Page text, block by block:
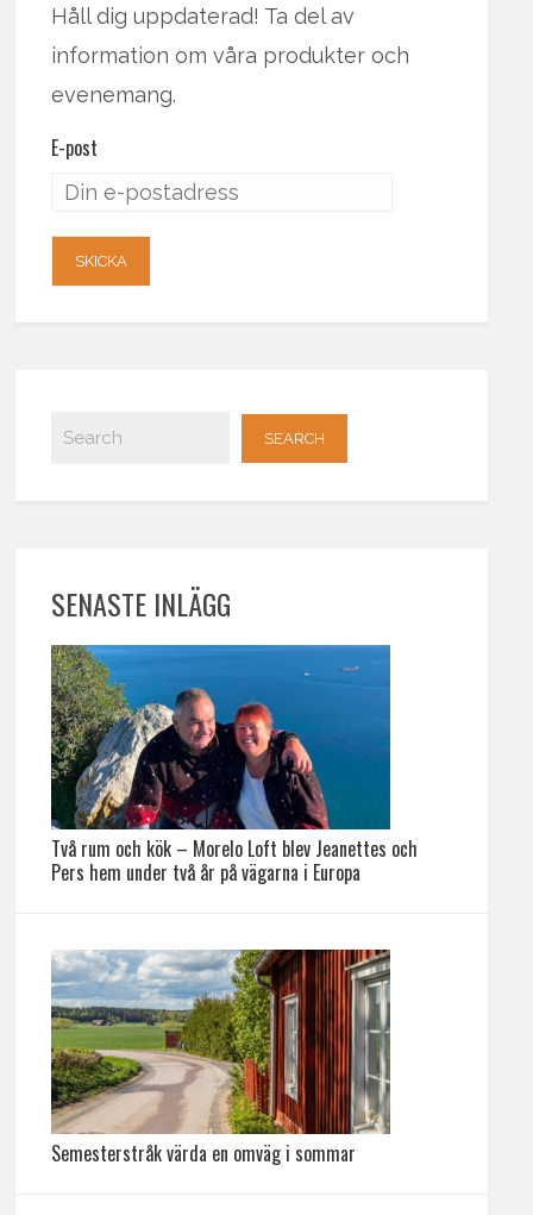
Håll dig uppdaterad! Ta del av
information om våra produkter och
evenemang.
E-post
SENASTE INLÄGG
Två rum och kök – Morelo Loft blev Jeanettes och
Pers hem under två år på vägarna i Europa
Semesterstråk värda en omväg i sommar